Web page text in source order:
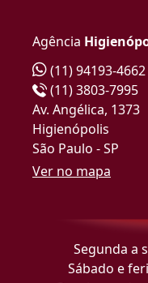
Agência
(11) 94193-4662
(11) 3803-7995
Av. Angélica, 1373
Higienópolis
São Paulo - SP
Ver no mapa
Segunda a
Sábado e